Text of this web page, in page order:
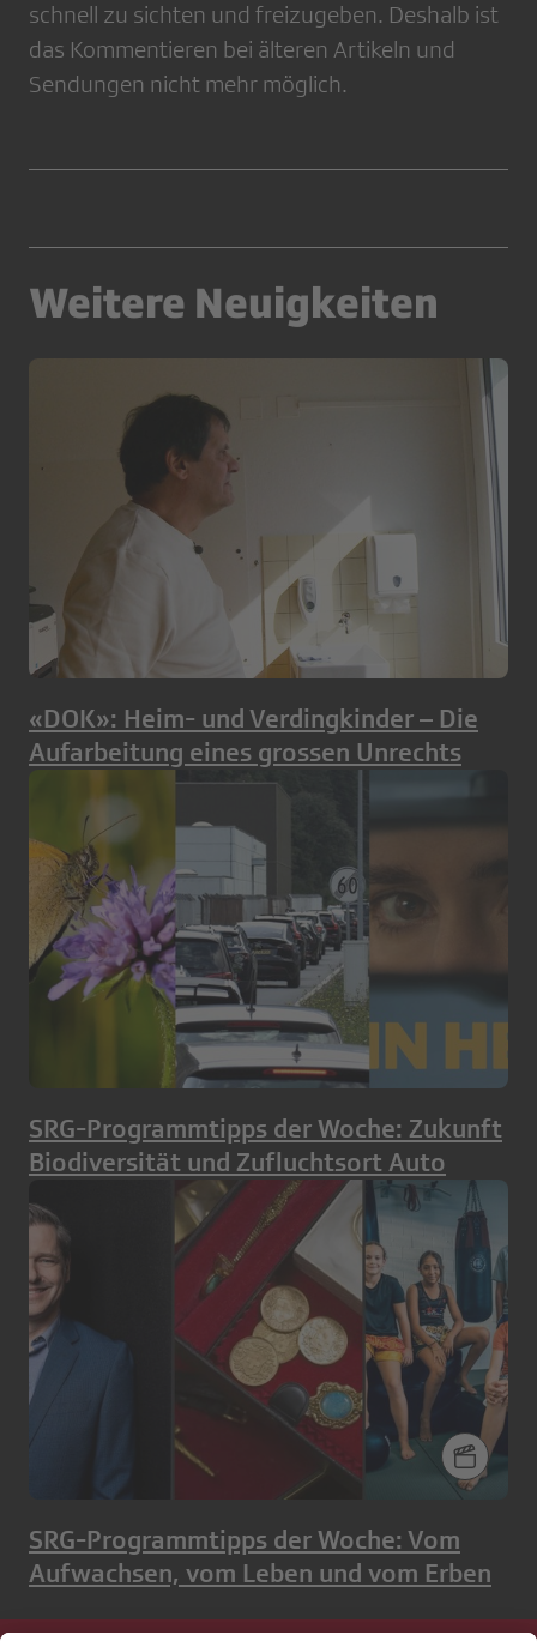
schnell zu sichten und freizugeben. Deshalb ist
das Kommentieren bei älteren Artikeln und
Sendungen nicht mehr möglich.
Weitere Neuigkeiten
«DOK»: Heim- und Verdingkinder – Die
Aufarbeitung eines grossen Unrechts
SRG-Programmtipps der Woche: Zukunft
Biodiversität und Zufluchtsort Auto
SRG-Programmtipps der Woche: Vom
Aufwachsen, vom Leben und vom Erben